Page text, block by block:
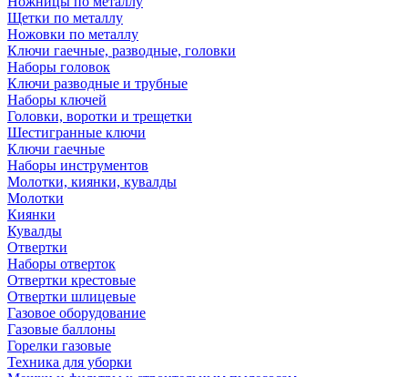
Щетки по металлу
Ножовки по металлу
Ключи гаечные, разводные, головки
Наборы головок
Ключи разводные и трубные
Наборы ключей
Головки, воротки и трещетки
Шестигранные ключи
Ключи гаечные
Наборы инструментов
Молотки, киянки, кувалды
Молотки
Киянки
Кувалды
Отвертки
Наборы отверток
Отвертки крестовые
Отвертки шлицевые
Газовое оборудование
Газовые баллоны
Горелки газовые
Техника для уборки